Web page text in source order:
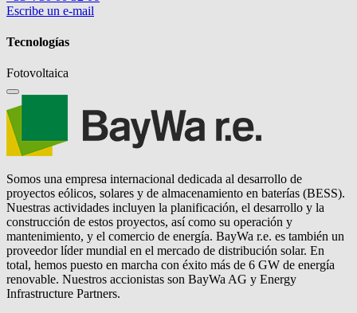
Escribe un e-mail
Tecnologías
Fotovoltaica
Somos una empresa internacional dedicada al desarrollo de
proyectos eólicos, solares y de almacenamiento en baterías (BESS).
Nuestras actividades incluyen la planificación, el desarrollo y la
construcción de estos proyectos, así como su operación y
mantenimiento, y el comercio de energía. BayWa r.e. es también un
proveedor líder mundial en el mercado de distribución solar. En
total, hemos puesto en marcha con éxito más de 6 GW de energía
renovable. Nuestros accionistas son BayWa AG y Energy
Infrastructure Partners.